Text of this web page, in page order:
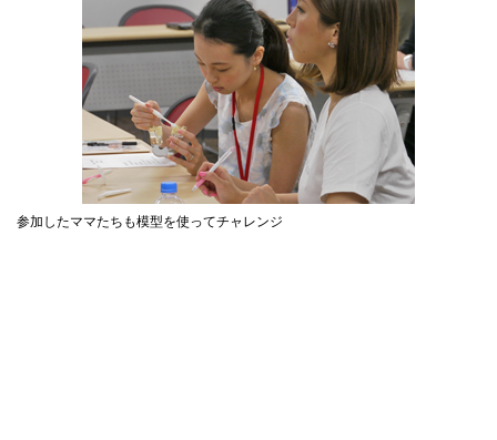
参加したママたちも模型を使ってチャレンジ